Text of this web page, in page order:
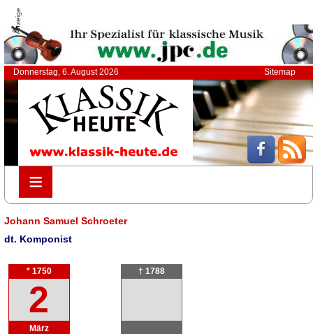
Anzeige
Donnerstag, 6. August 2026 Sitemap
≡
≡
Johann Samuel Schroeter
dt. Komponist
* 1750
2
März
† 1788